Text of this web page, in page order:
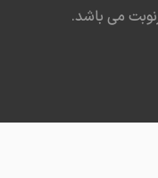
می باشد.